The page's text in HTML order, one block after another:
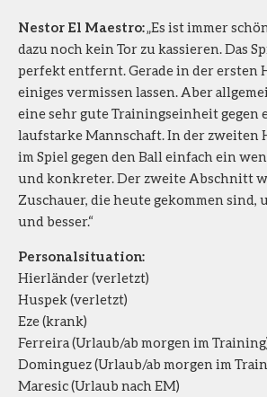
Nestor El Maestro:„Es ist immer
dazu noch kein Tor zu kassieren. Das
perfekt entfernt. Gerade in der ersten
einiges vermissen lassen. Aber
eine sehr gute Trainingseinheit gegen
laufstarke Mannschaft. In der zweiten
im Spiel gegen den Ball einfach ein
und konkreter. Der zweite Abschnitt
Zuschauer, die heute gekommen sind,
und besser.“
Personalsituation:
Hierländer (verletzt)
Huspek (verletzt)
Eze (krank)
Ferreira (Urlaub/ab morgen im
Dominguez (Urlaub/ab morgen im
Maresic (Urlaub nach EM)